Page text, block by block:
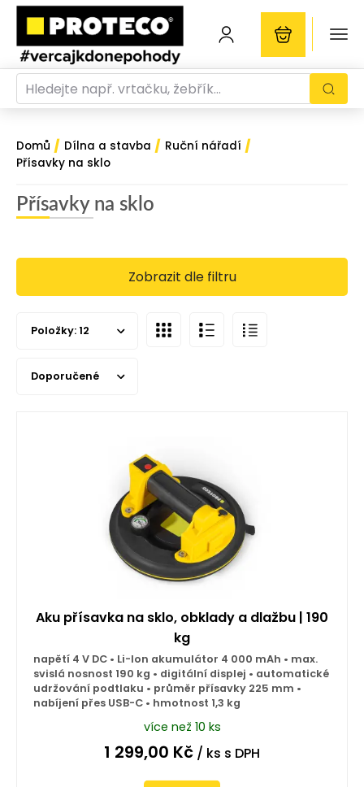
Domů / Dílna a stavba / Ruční nářadí /
Přísavky na sklo
Přísavky na sklo
Zobrazit dle filtru
Položky: 12
Doporučené
Aku přísavka na sklo, obklady a dlažbu | 190
kg
napětí 4 V DC • Li-Ion akumulátor 4 000 mAh • max.
svislá nosnost 190 kg • digitální displej • automatické
udržování podtlaku • průměr přísavky 225 mm •
nabíjení přes USB-C • hmotnost 1,3 kg
více než 10 ks
1 299,00 Kč / ks s DPH